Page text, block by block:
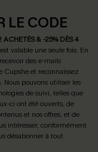
LE CODE
ACHETÉS & -25% DÈS 4
valable une seule fois. En
des e-mails
Cupshe et reconnaissez
. Nous pouvons utiliser les
de suivi, telles que
ci ont été ouverts, de
et nos offres, et de
intéresser, conformément
désabonner à tout